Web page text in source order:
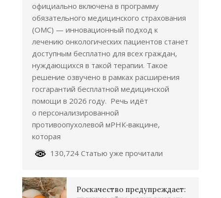
официально включена в программу
обязательного медицинского страхования
(ОМС) — инновационный подход к
лечению онкологических пациентов станет
доступным бесплатно для всех граждан,
нуждающихся в такой терапии. Такое
решение озвучено в рамках расширения
госгарантий бесплатной медицинской
помощи в 2026 году. Речь идёт
о персонализированной
противоопухолевой мРНК‑вакцине,
которая
130,724 Статью уже прочитали
Роскачество предупреждает: